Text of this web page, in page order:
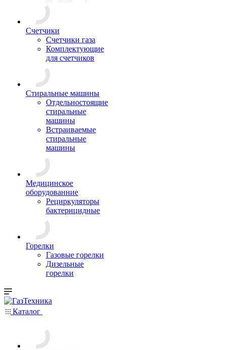
Счетчики
Счетчики газа
Комплектующие
для счетчиков
Стиральные машины
Отдельностоящие
стиральные
машины
Встраиваемые
стиральные
машины
Медицинское
оборудованние
Рециркуляторы
бактерицидные
Горелки
Газовые горелки
Дизельные
горелки
Каталог